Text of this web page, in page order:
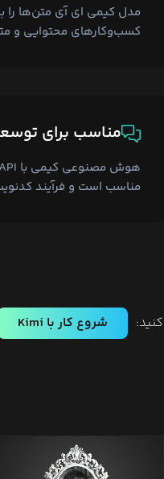
مدل کیمی ای آی متن‌ها را
کسب‌وکارهای محتوایی و
مناسب برای
مناسب است و فرآیند
شروع کار با Kimi